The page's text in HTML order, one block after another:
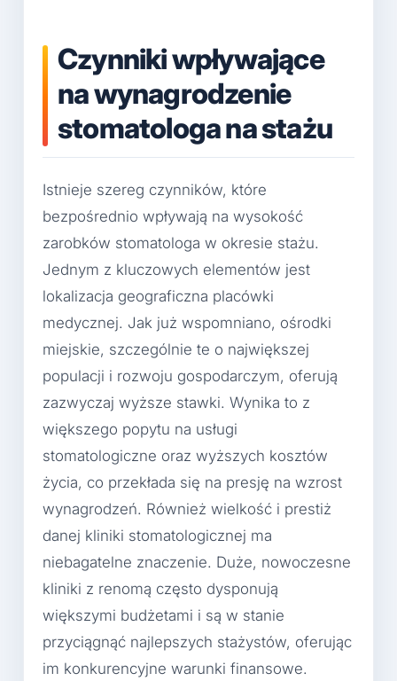
Czynniki wpływające
na wynagrodzenie
stomatologa na stażu
Istnieje szereg czynników, które
bezpośrednio wpływają na wysokość
zarobków stomatologa w okresie stażu.
Jednym z kluczowych elementów jest
lokalizacja geograficzna placówki
medycznej. Jak już wspomniano, ośrodki
miejskie, szczególnie te o największej
populacji i rozwoju gospodarczym, oferują
zazwyczaj wyższe stawki. Wynika to z
większego popytu na usługi
stomatologiczne oraz wyższych kosztów
życia, co przekłada się na presję na wzrost
wynagrodzeń. Również wielkość i prestiż
danej kliniki stomatologicznej ma
niebagatelne znaczenie. Duże, nowoczesne
kliniki z renomą często dysponują
większymi budżetami i są w stanie
przyciągnąć najlepszych stażystów, oferując
im konkurencyjne warunki finansowe.